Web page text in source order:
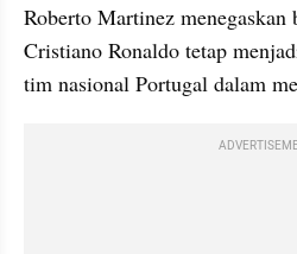
Roberto Martinez menegaskan
Cristiano Ronaldo tetap